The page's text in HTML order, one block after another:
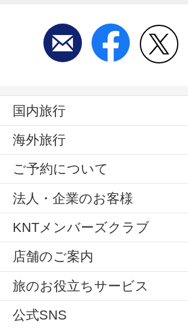
国内旅行
海外旅行
ご予約について
法人・企業のお客様
KNTメンバーズクラブ
店舗のご案内
旅のお役立ちサービス
公式SNS